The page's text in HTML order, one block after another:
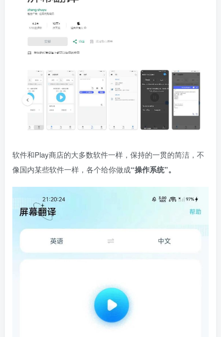
软件和Play商店的大多数软件一样，保持的一贯的简洁，不
像国内某些软件一样，各个给你做成“操作系统”。